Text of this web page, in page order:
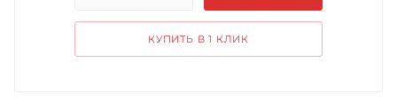
КУПИТЬ В 1 КЛИК